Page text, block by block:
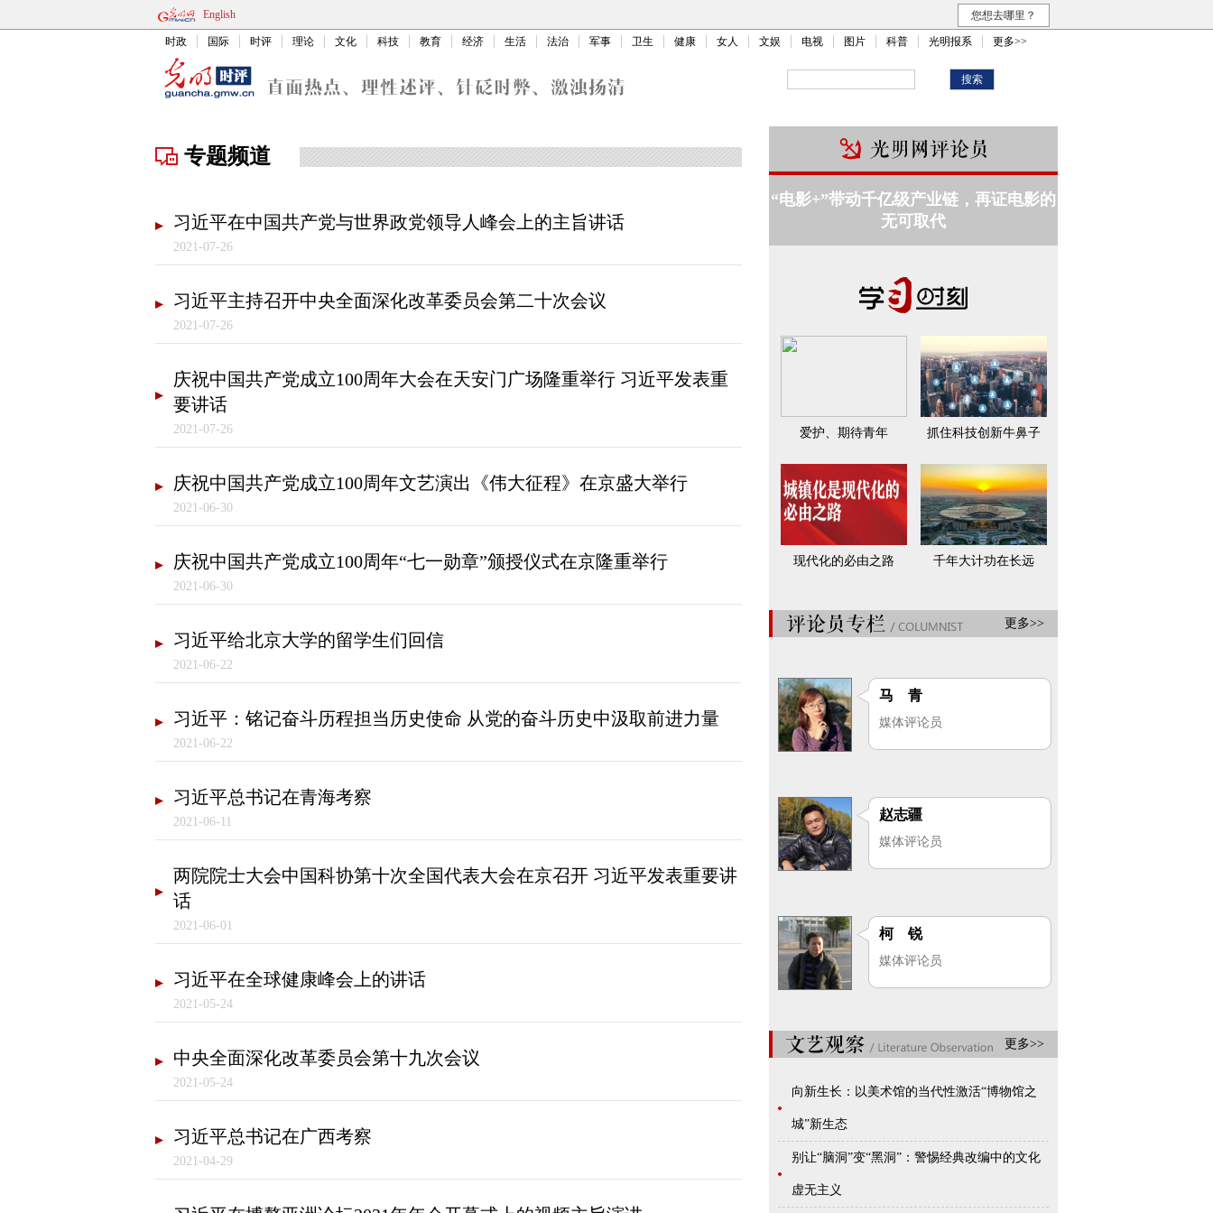
English 您想去哪里？
时政 国际 时评 理论 文化 科技 教育 经济 生活 法治 军事 卫生 健康 女人 文娱 电视 图片 科普 光明报系 更多>>
专题频道
习近平在中国共产党与世界政党领导人峰会上的主旨讲话
2021-07-26
习近平主持召开中央全面深化改革委员会第二十次会议
2021-07-26
庆祝中国共产党成立100周年大会在天安门广场隆重举行 习近平发表重
要讲话
2021-07-26
庆祝中国共产党成立100周年文艺演出《伟大征程》在京盛大举行
2021-06-30
庆祝中国共产党成立100周年“七一勋章”颁授仪式在京隆重举行
2021-06-30
习近平给北京大学的留学生们回信
2021-06-22
习近平：铭记奋斗历程担当历史使命 从党的奋斗历史中汲取前进力量
2021-06-22
习近平总书记在青海考察
2021-06-11
两院院士大会中国科协第十次全国代表大会在京召开 习近平发表重要讲
话
2021-06-01
习近平在全球健康峰会上的讲话
2021-05-24
中央全面深化改革委员会第十九次会议
2021-05-24
习近平总书记在广西考察
2021-04-29
“电影+”带动千亿级产业链，再证电影的
无可取代
爱护、期待青年 抓住科技创新牛鼻子
现代化的必由之路 千年大计功在长远
更多>>
马 青
媒体评论员
赵志疆
媒体评论员
柯 锐
媒体评论员
更多>>
向新生长：以美术馆的当代性激活“博物馆之
城”新生态
别让“脑洞”变“黑洞”：警惕经典改编中的文化
虚无主义